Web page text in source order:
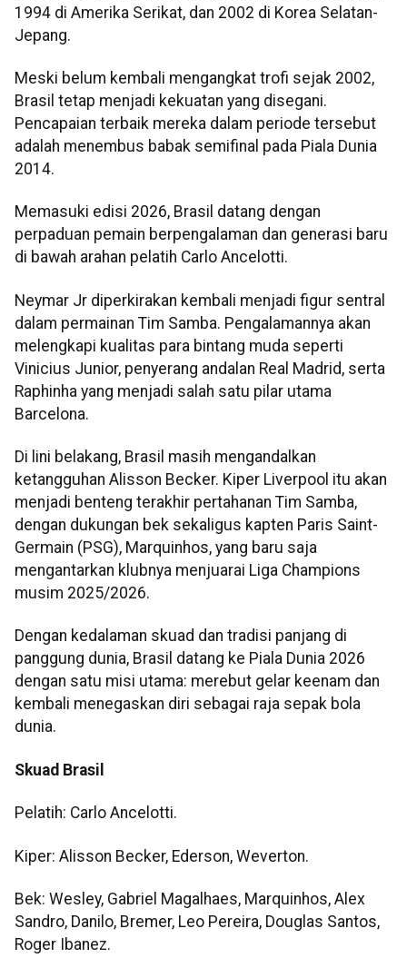
1994 di Amerika Serikat, dan 2002 di Korea Selatan-
Jepang.
Meski belum kembali mengangkat trofi sejak 2002,
Brasil tetap menjadi kekuatan yang disegani.
Pencapaian terbaik mereka dalam periode tersebut
adalah menembus babak semifinal pada Piala Dunia
2014.
Memasuki edisi 2026, Brasil datang dengan
perpaduan pemain berpengalaman dan generasi baru
di bawah arahan pelatih Carlo Ancelotti.
Neymar Jr diperkirakan kembali menjadi figur sentral
dalam permainan Tim Samba. Pengalamannya akan
melengkapi kualitas para bintang muda seperti
Vinicius Junior, penyerang andalan Real Madrid, serta
Raphinha yang menjadi salah satu pilar utama
Barcelona.
Di lini belakang, Brasil masih mengandalkan
ketangguhan Alisson Becker. Kiper Liverpool itu akan
menjadi benteng terakhir pertahanan Tim Samba,
dengan dukungan bek sekaligus kapten Paris Saint-
Germain (PSG), Marquinhos, yang baru saja
mengantarkan klubnya menjuarai Liga Champions
musim 2025/2026.
Dengan kedalaman skuad dan tradisi panjang di
panggung dunia, Brasil datang ke Piala Dunia 2026
dengan satu misi utama: merebut gelar keenam dan
kembali menegaskan diri sebagai raja sepak bola
dunia.
Skuad Brasil
Pelatih: Carlo Ancelotti.
Kiper: Alisson Becker, Ederson, Weverton.
Bek: Wesley, Gabriel Magalhaes, Marquinhos, Alex
Sandro, Danilo, Bremer, Leo Pereira, Douglas Santos,
Roger Ibanez.